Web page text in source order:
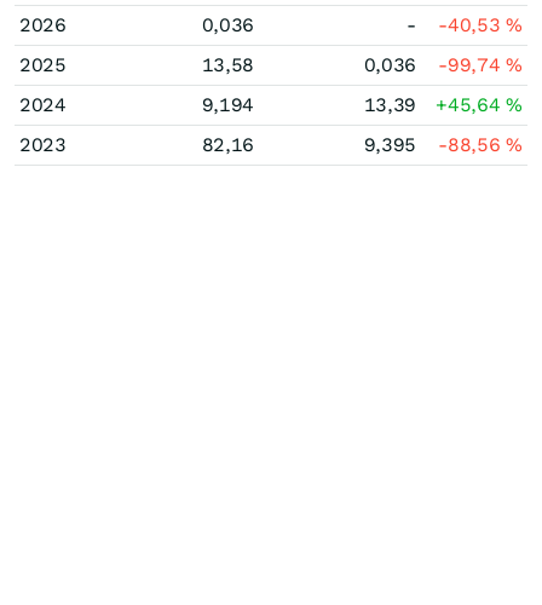
2026
0,036 - -40,53%
2025
13,58 0,036 -99,74%
2024
9,194 13,39 +45,64%
2023
82,16 9,395 -88,56%